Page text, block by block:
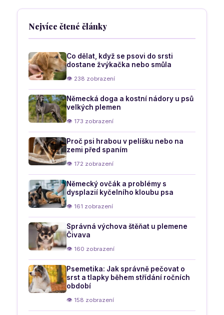
Nejvíce čtené články
Co dělat, když se psovi do srsti
dostane žvýkačka nebo smůla
👁 238 zobrazení
Německá doga a kostní nádory u psů
velkých plemen
👁 173 zobrazení
Proč psi hrabou v pelíšku nebo na
zemi před spaním
👁 172 zobrazení
Německý ovčák a problémy s
dysplazií kyčelního kloubu psa
👁 161 zobrazení
Správná výchova štěňat u plemene
Čivava
👁 160 zobrazení
Psemetika: Jak správně pečovat o
srst a tlapky během střídání ročních
období
👁 158 zobrazení